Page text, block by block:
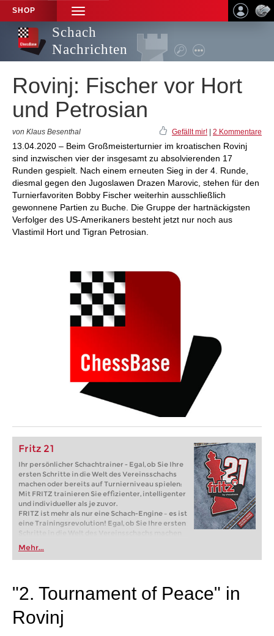
SHOP
TOGGLE
NAVIGATION
Schach
Nachrichten
Rovinj: Fischer vor Hort
und Petrosian
von Klaus Besenthal Gefällt mir! 2 Kommentare
13.04.2020 – Beim Großmeisterturnier im kroatischen Rovinj
sind inzwischen vier der insgesamt zu absolvierenden 17
Runden gespielt. Nach einem erneuten Sieg in der 4. Runde,
diesmal gegen den Jugoslawen Drazen Marovic, stehen für den
Turnierfavoriten Bobby Fischer weiterhin ausschließlich
gewonnene Partien zu Buche. Die Gruppe der hartnäckigsten
Verfolger des US-Amerikaners besteht jetzt nur noch aus
Vlastimil Hort und Tigran Petrosian.
Fritz 21
Ihr persönlicher Schachtrainer - Egal, ob Sie Ihre
ersten Schritte in die Welt des Vereinsschachs
machen oder bereits auf Turnierniveau spielen:
Mit FRITZ trainieren Sie effizienter, intelligenter
und individueller als je zuvor.
FRITZ ist mehr als nur eine Schach-Engine – es ist
eine Trainingsrevolution! Egal, ob Sie Ihre ersten
Schritte in die Welt des Vereinsschachs machen
oder bereits auf Turnierniveau spielen: Mit
FRITZ trainieren Sie effizienter, intelligenter und
individueller als je zuvor.
Mehr...
"2. Tournament of Peace" in
Rovinj